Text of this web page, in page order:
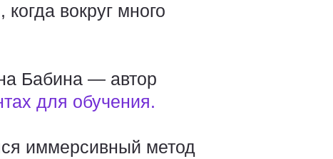
вокруг много
Бабина — автор
для обучения.
иммерсивный метод